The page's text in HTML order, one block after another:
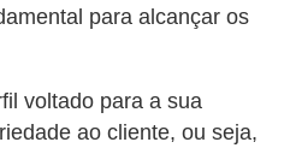
para alcançar os
voltado para a sua
ao cliente, ou seja,